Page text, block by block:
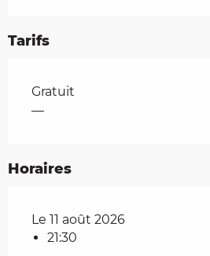
Tarifs
Tarifs 2026
Gratuit
—
Horaires
Le 11 août 2026
21:30